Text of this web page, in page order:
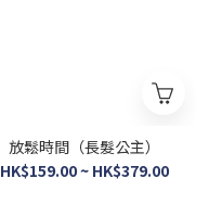
放鬆時間（長髮公主）
HK$159.00 ~ HK$379.00